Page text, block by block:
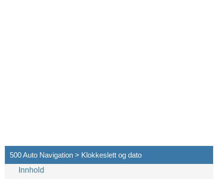
500 Auto Navigation > Klokkeslett og dato
Innhold